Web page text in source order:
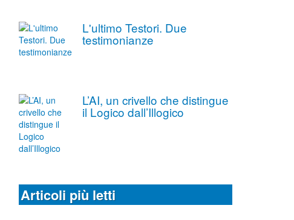
L'ultimo Testori. Due
testimonianze
L’AI, un crivello che distingue
il Logico dall’Illogico
Articoli più letti